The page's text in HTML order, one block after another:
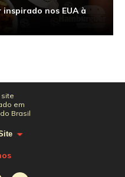
nos EUA à
site
em
Brasil